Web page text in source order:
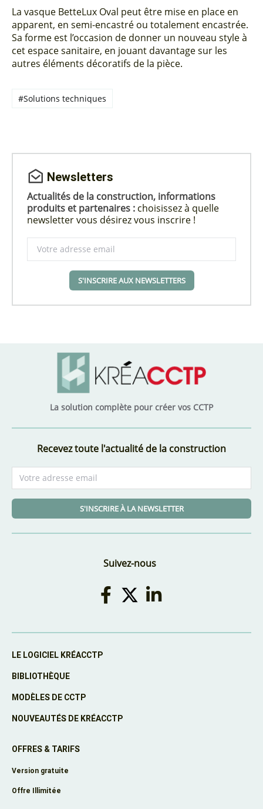
La vasque BetteLux Oval peut être mise en place en
apparent, en semi-encastré ou totalement encastrée.
Sa forme est l’occasion de donner un nouveau style à
cet espace sanitaire, en jouant davantage sur les
autres éléments décoratifs de la pièce.
#Solutions techniques
Newsletters
Actualités de la construction, informations
produits et partenaires : choisissez à quelle
newsletter vous désirez vous inscrire !
S'INSCRIRE AUX NEWSLETTERS
La solution complète pour créer vos CCTP
Recevez toute l'actualité de la construction
S'INSCRIRE À LA NEWSLETTER
Suivez-nous
LE LOGICIEL KRÉACCTP
BIBLIOTHÈQUE
MODÈLES DE CCTP
NOUVEAUTÉS DE KRÉACCTP
OFFRES & TARIFS
Version gratuite
Offre Illimitée